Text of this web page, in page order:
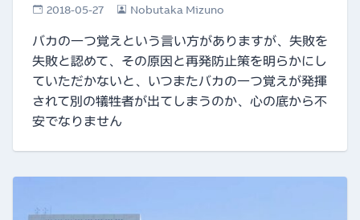
2018-05-27 Nobutaka Mizuno
バカの一つ覚えという言い方がありますが、失敗を
失敗と認めて、その原因と再発防止策を明らかにし
ていただかないと、いつまたバカの一つ覚えが発揮
されて別の犠牲者が出てしまうのか、心の底から不
安でなりません